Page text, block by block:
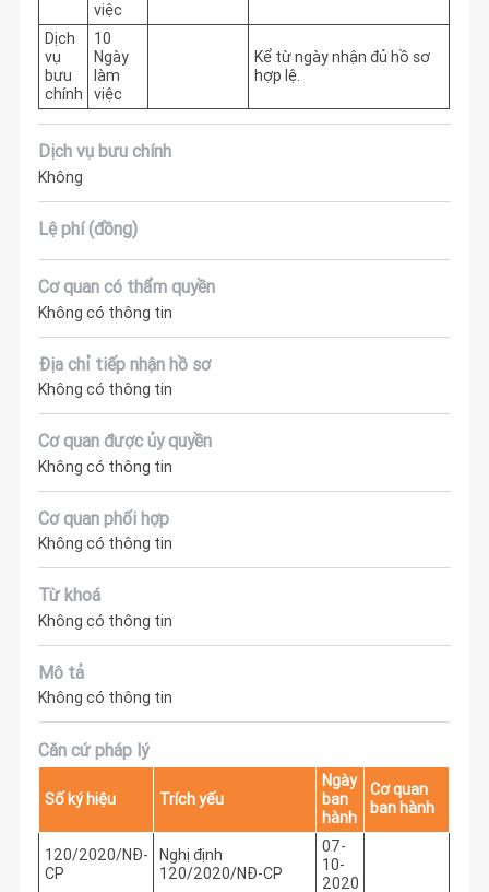
việc
Dịch
vụ
bưu
chính
10
Ngày
làm
việc
Kể từ ngày nhận đủ hồ sơ
hợp lệ.
Dịch vụ bưu chính
Không
Lệ phí (đồng)
Cơ quan có thẩm quyền
Không có thông tin
Địa chỉ tiếp nhận hồ sơ
Không có thông tin
Cơ quan được ủy quyền
Không có thông tin
Cơ quan phối hợp
Không có thông tin
Từ khoá
Không có thông tin
Mô tả
Không có thông tin
Căn cứ pháp lý
Số ký hiệu Trích yếu
Ngày
ban
hành
Cơ quan
ban hành
120/2020/NĐ-
CP
Nghị định
120/2020/NĐ-CP
07-
10-
2020